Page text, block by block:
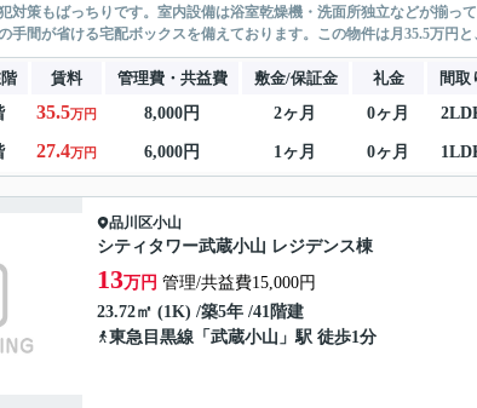
対策もばっちりです。室内設備は浴室乾燥機・洗面所独立などが揃っ
手間が省ける宅配ボックスを備えております。この物件は月35.5万円
賃料 管理費・共益費 敷金/保証金 礼金 間取
35.5万円 8,000円 2ヶ月 0ヶ月
27.4万円 6,000円 1ヶ月 0ヶ月
品川区小山
シティタワー武蔵小山 レジデンス棟
13万円 管理/共益費15,000円
23.72㎡ (1K) /築5年 /41階建
東急目黒線 「 武蔵小山 」駅 徒歩1分